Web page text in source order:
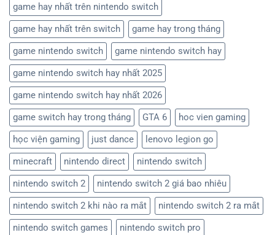
game hay nhất trên nintendo switch
game hay nhất trên switch
game hay trong tháng
game nintendo switch
game nintendo switch hay
game nintendo switch hay nhất 2025
game nintendo switch hay nhất 2026
game switch hay trong tháng
GTA 6
hoc vien gaming
học viện gaming
just dance
lenovo legion go
minecraft
nintendo direct
nintendo switch
nintendo switch 2
nintendo switch 2 giá bao nhiêu
nintendo switch 2 khi nào ra mắt
nintendo switch 2 ra mắt
nintendo switch games
nintendo switch pro